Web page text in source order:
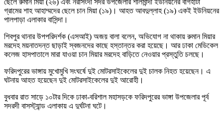
গ্রামের শাহ আহাম্মদের ছেলে চান মিয়া (১৯)। আহত আবদুল্লাহ (১৯) একই ইউনিয়নের
পালপাড়া এলাকার বাসিন্দা।
শিবপুর থানার উপপরিদর্শক (এসআই) অজয় বালা বলেন, অভিযোগ না থাকায় রুমান মিয়ার
মরদেহ ময়নাতদন্ত ছাড়াই স্বজনদের কাছে হস্তান্তর করা হয়েছে। আর ঢাকা মেডিকেল
কলেজ হাসপাতালে মারা যাওয়া চান মিয়ার মরদেহ বাড়িতে নেওয়ার প্রস্তুতি চলছে।
ফরিদপুরের ভাঙ্গায় মুখোমুখি সংঘর্ষে দুই মোটরসাইকেলের দুই চালক নিহত হয়েছেন। এ
ঘটনায় আহত হয়েছেন দুই মোটরসাইকেলের দুই আরোহী।
বুধবার রাত সাড়ে ১০টার দিকে ঢাকা-বরিশাল মহাসড়কে ফরিদপুরের ভাঙ্গা উপজেলার পূর্ব
সদরদী বাসস্ট্যান্ড এলাকায় এ দুর্ঘটনা ঘটে।